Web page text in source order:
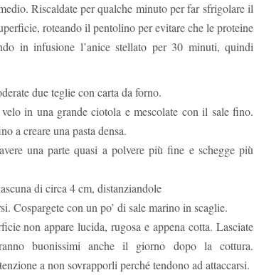
Riscaldate per qualche minuto per far sfrigolare il
roteando il pentolino per evitare che le proteine
in infusione l’anice stellato per 30 minuti, quindi
due teglie con carta da forno.
in una grande ciotola e mescolate con il sale fino.
a creare una pasta densa.
una parte quasi a polvere più fine e schegge più
di circa 4 cm, distanziandole
Cospargete con un po’ di sale marino in scaglie.
non appare lucida, rugosa e appena cotta. Lasciate
buonissimi anche il giorno dopo la cottura.
a non sovrapporli perché tendono ad attaccarsi.